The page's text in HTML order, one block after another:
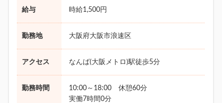
給与 時給1,500円
勤務地 大阪府大阪市浪速区
アクセス なんば(大阪メトロ)駅徒歩5分
勤務時間
10:00～18:00 休憩60分
実働7時間0分